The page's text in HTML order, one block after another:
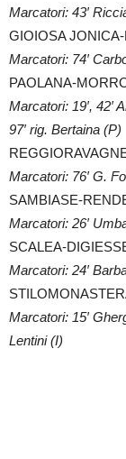
Marcatori: 43′
GIOIOSA
Marcatori: 74′
PAOLANA-
Marcatori: 19′, 42′
97′ rig. Bertaina (P)
Marcatori: 76′ G.
SAMBIASE-
Marcatori: 26′
SCALEA-
Marcatori: 24′
Marcatori: 15′
Lentini (I)